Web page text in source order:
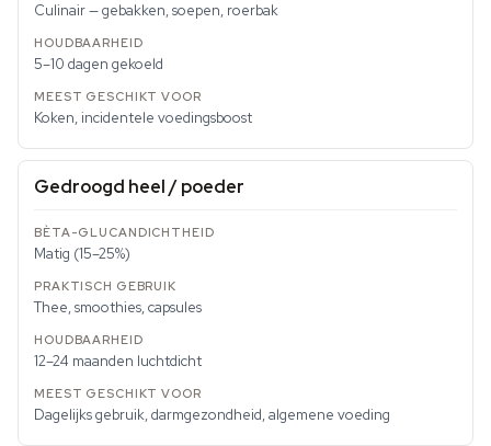
Culinair — gebakken, soepen, roerbak
5–10 dagen gekoeld
Koken, incidentele voedingsboost
Gedroogd heel / poeder
Matig (15–25%)
Thee, smoothies, capsules
12–24 maanden luchtdicht
Dagelijks gebruik, darmgezondheid, algemene voeding